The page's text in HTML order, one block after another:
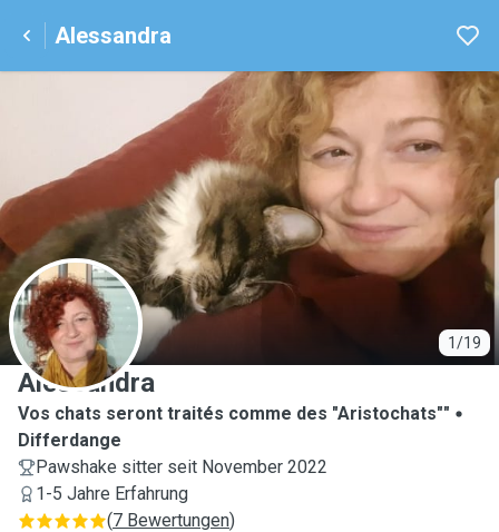
Alessandra
1/19
A
Alessandra
Vos chats seront traités comme des "Aristochats""
Differdange
Pawshake sitter seit November 2022
1-5 Jahre Erfahrung
(7 Bewertungen)